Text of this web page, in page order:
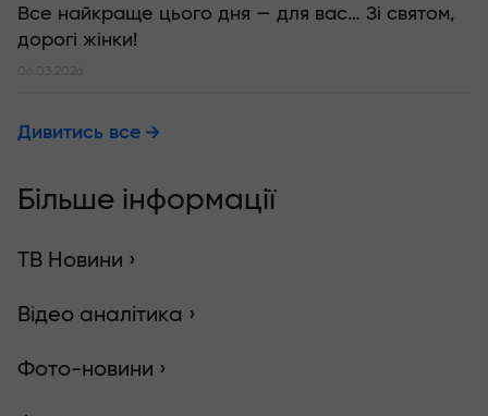
Все найкраще цього дня — для вас… Зі святом,
дорогі жінки!
06.03.2026
Дивитись все
Більше інформації
ТВ Новини ›
Відео аналітика ›
Фото-новини ›